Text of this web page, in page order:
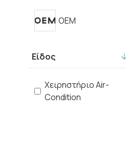
OEM
Είδος
Χειρηστήριο Air-
Condition